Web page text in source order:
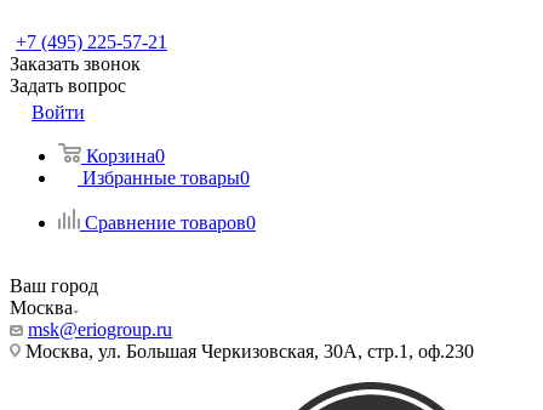
+7 (495) 225-57-21
Заказать звонок
Задать вопрос
Войти
Корзина0
Избранные товары0
Сравнение товаров0
Ваш город
Москва
msk@eriogroup.ru
Москва, ул. Большая Черкизовская, 30А, стр.1, оф.230